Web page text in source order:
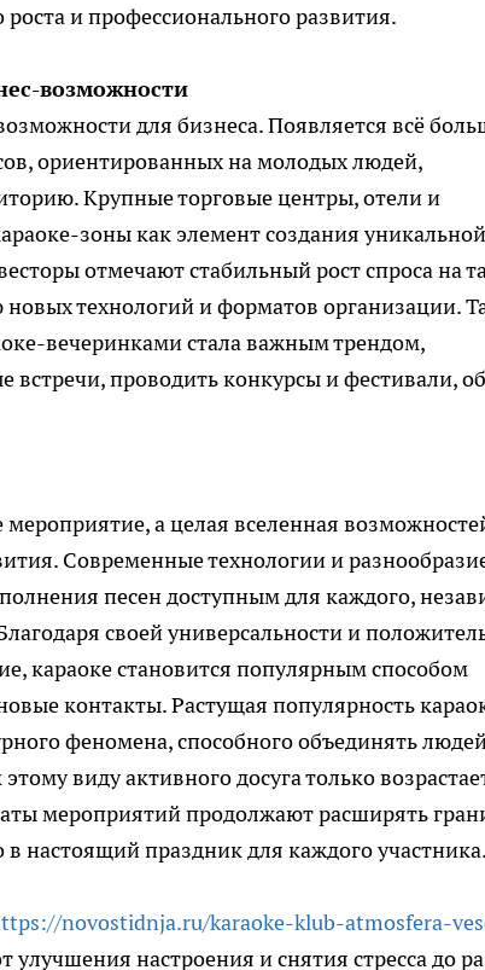
и профессионального развития.
возможности
для бизнеса. Появляется всё
ориентированных на молодых людей,
Крупные торговые центры, отели и
зоны как элемент создания уникальной
отмечают стабильный рост спроса на
новых технологий и форматов организации.
вечеринками стала важным трендом,
проводить конкурсы и фестивали,
мероприятие, а целая вселенная
Современные технологии и
песен доступным для каждого,
своей универсальности и
караоке становится популярным способом
контакты. Растущая популярность
феномена, способного объединять
виду активного досуга только
мероприятий продолжают расширять
настоящий праздник для каждого участника.
novostidnja.ru/karaoke-klub-atmosfera-
улучшения настроения и снятия стресса до